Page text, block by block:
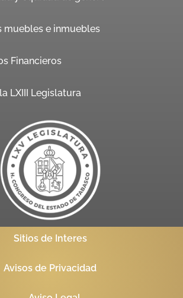
muebles e inmuebles
Financieros
LXIII Legislatura
Sitios de Interes
Avisos de Privacidad